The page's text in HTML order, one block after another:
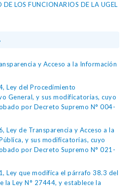
DE LOS FUNCIONARIOS DE LA UGEL
y Acceso a la Información
Ley del Procedimiento
General, y sus modificatorias, cuyo
por Decreto Supremo N° 004-
Ley de Transparencia y Acceso a la
y sus modificatorias, cuyo
por Decreto Supremo N° 021-
Ley que modifica el párrafo 38.3 del
la Ley N° 27444, y establece la